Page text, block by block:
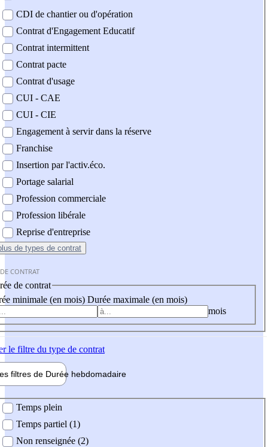
CDI de chantier ou d'opération
Contrat d'Engagement Educatif
Contrat intermittent
Contrat pacte
Contrat d'usage
CUI - CAE
CUI - CIE
Engagement à servir dans la réserve
Franchise
Insertion par l'activ.éco.
Portage salarial
Profession commerciale
Profession libérale
Reprise d'entreprise
de types de contrat
CONTRAT
de contrat
minimale (en mois) Durée maximale (en mois)
mois
le filtre du type de contrat
filtres de Durée hebdomadaire
Temps plein
Temps partiel (1)
Non renseignée (2)